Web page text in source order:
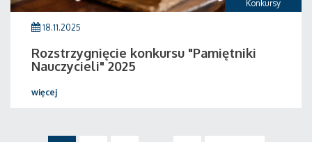
Konkursy
18.11.2025
Rozstrzygnięcie konkursu "Pamiętniki
Nauczycieli" 2025
więcej